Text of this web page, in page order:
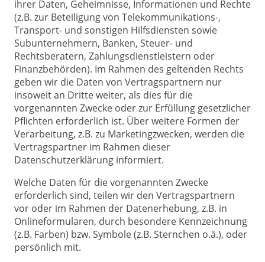
ihrer Daten, Geheimnisse, Informationen und Rechte
(z.B. zur Beteiligung von Telekommunikations-,
Transport- und sonstigen Hilfsdiensten sowie
Subunternehmern, Banken, Steuer- und
Rechtsberatern, Zahlungsdienstleistern oder
Finanzbehörden). Im Rahmen des geltenden Rechts
geben wir die Daten von Vertragspartnern nur
insoweit an Dritte weiter, als dies für die
vorgenannten Zwecke oder zur Erfüllung gesetzlicher
Pflichten erforderlich ist. Über weitere Formen der
Verarbeitung, z.B. zu Marketingzwecken, werden die
Vertragspartner im Rahmen dieser
Datenschutzerklärung informiert.
Welche Daten für die vorgenannten Zwecke
erforderlich sind, teilen wir den Vertragspartnern
vor oder im Rahmen der Datenerhebung, z.B. in
Onlineformularen, durch besondere Kennzeichnung
(z.B. Farben) bzw. Symbole (z.B. Sternchen o.ä.), oder
persönlich mit.